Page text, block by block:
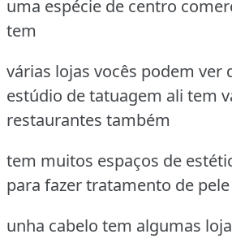
uma espécie de centro
tem
várias lojas vocês podem ver
estúdio de tatuagem ali tem
restaurantes também
tem muitos espaços de
para fazer tratamento de
unha cabelo tem algumas